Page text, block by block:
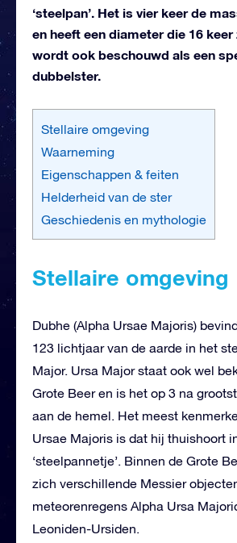
‘steelpan’. Het is vier keer de
en heeft een diameter die 16
wordt ook beschouwd als een
dubbelster.
Stellaire omgeving
Waarneming
Eigenschappen & feiten
Helderheid van de ster
Geschiedenis en mythologie
Stellaire omgeving
Dubhe (Alpha Ursae Majoris)
123 lichtjaar van de aarde in het
Major. Ursa Major staat ook wel
Grote Beer en is het op 3 na
aan de hemel. Het meest
Ursae Majoris is dat hij thuishoort
‘steelpannetje’. Binnen de Grote
zich verschillende Messier
meteorenregens Alpha Ursa
Leoniden-Ursiden.